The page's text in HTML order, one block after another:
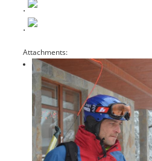
.
.
Attachments: